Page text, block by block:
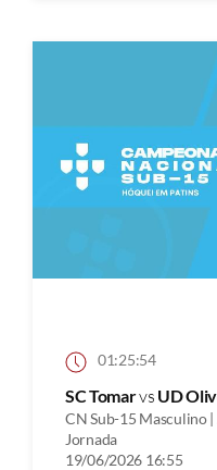
01:25:54
SC Tomarvs UD
CN Sub-15 Masculino
Jornada
19/06/2026 16:55